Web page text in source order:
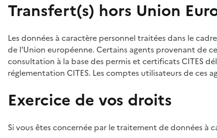
Transfert(s) hors Union
Les données à caractère personnel traitées dans le
de l'Union européenne. Certains agents provenant de
consultation à la base des permis et certificats CITES
réglementation CITES. Les comptes utilisateurs de ces
Exercice de vos droits
Si vous êtes concernée par le traitement de données à